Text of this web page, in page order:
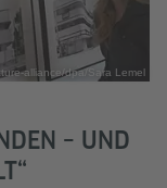
alliance/dpa/Sara Lemel
– UND